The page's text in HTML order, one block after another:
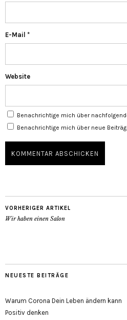
E-Mail *
Website
Benachrichtige mich über
Benachrichtige mich über neue
VORHERIGER ARTIKEL
Wir haben einen Salon
NEUESTE BEITRÄGE
Warum Corona Dein Leben ändern kann
Positiv denken